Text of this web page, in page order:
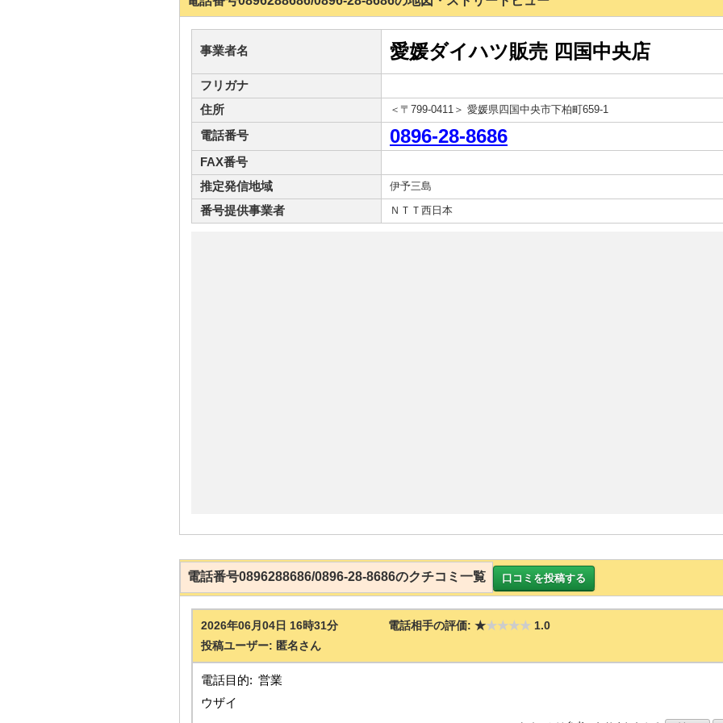
事業者名 愛媛ダイハツ販売 四国中央店
フリガナ
住所
＜〒799-0411＞ 愛媛県四国中央市下柏町659-1
電話番号 0896-28-8686
FAX番号
推定発信地域
伊予三島
番号提供事業者 ＮＴＴ西日本
電話番号0896288686/0896-28-8686のクチコミ一覧 口コミを投稿する
2026年06月04日 16時31分 電話相手の評価: ★★★★★1.0
投稿ユーザー: 匿名さん
電話目的: 営業
ウザイ